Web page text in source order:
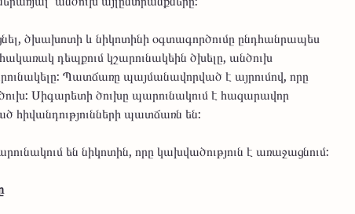
ծխախոտի և նիկոտինի օգտագործումը ընդհանրապես
դեպքում կշարունակեին ծխելը, անծուխ
Պատճառը պայմանավորված է այրումով, որը
Սիգարետի ծուխը պարունակում է հազարավոր
հիվանդությունների պատճառն են:
են նիկոտին, որը կախվածություն է առաջացնում: